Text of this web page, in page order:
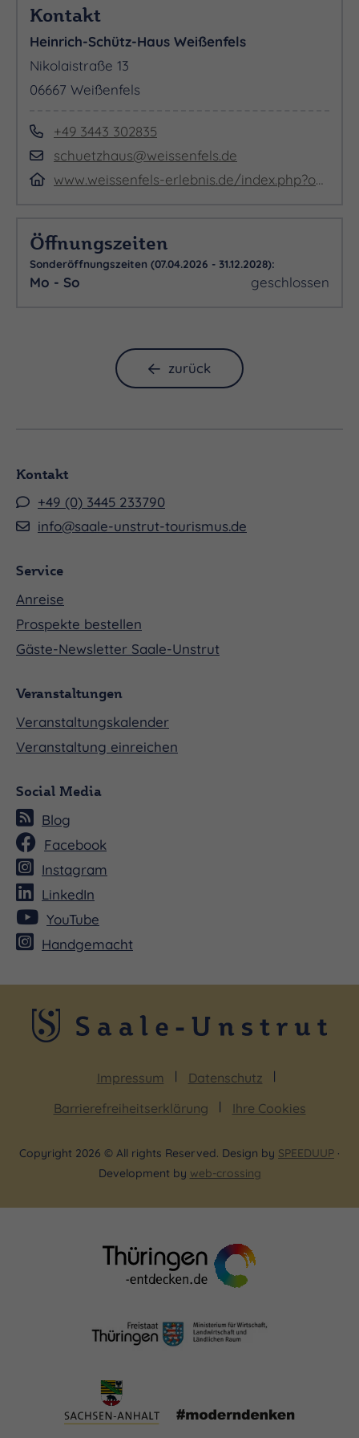
- Kinder und Jugendliche bis zur Vollendung des
18. Lebensjahres frei
Kontakt
Heinrich-Schütz-Haus Weißenfels
Nikolaistraße 13
06667 Weißenfels
+49 3443 302835
schuetzhaus@weissenfels.de
www.weissenfels-erlebnis.de/index.php?object=tx,3720.5.1&ModID=7&FID=3720.1082.1
Öffnungszeiten
Sonderöffnungszeiten (07.04.2026 - 31.12.2028):
Mo - So geschlossen
zurück
Kontakt
+49 (0) 3445 233790
info@saale-unstrut-tourismus.de
Service
Anreise
Prospekte bestellen
Gäste-Newsletter Saale-Unstrut
Veranstaltungen
Veranstaltungskalender
Veranstaltung einreichen
Social Media
Blog
Facebook
Instagram
LinkedIn
YouTube
Handgemacht
Impressum
Datenschutz
Barrierefreiheitserklärung
Ihre Cookies
Copyright 2026 © All rights Reserved. Design by SPEEDUUP ·
Development by web-crossing